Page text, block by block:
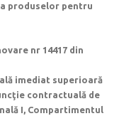
produselor pentru
nr 14417 din
imediat superioară
contractuală de
I, Compartimentul